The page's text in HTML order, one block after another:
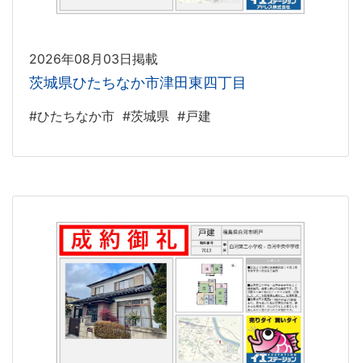
2026年08月03日掲載
茨城県ひたちなか市津田東四丁目
#ひたちなか市 #茨城県 #戸建